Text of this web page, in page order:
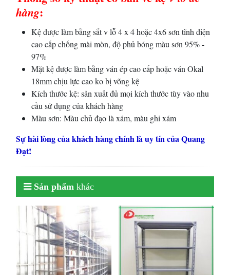
hàng:
Kệ được làm bằng sắt v lỗ 4 x 4 hoặc 4x6 sơn tĩnh điện
cao cấp chống mài mòn, độ phủ bóng màu sơn 95% -
97%
Mặt kệ được làm bằng ván ép cao cấp hoặc ván Okal
18mm chịu lực cao ko bị võng kệ
Kích thước kệ: sản xuất đủ mọi kích thước tùy vào nhu
cầu sử dụng của khách hàng
Màu sơn: Màu chủ đạo là xám, màu ghi xám
Sự hài lòng của khách hàng chính là uy tín của Quang
Đạt!
Sản phẩm khác